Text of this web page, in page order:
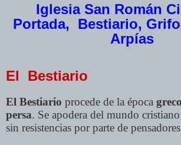
Iglesia San Román
Portada, Bestiario,
Arpías
El Bestiario
El Bestiario procede de la época
persa. Se apodera del mundo
sin resistencias por parte de